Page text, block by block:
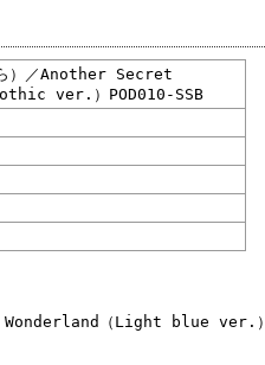
ら）／Another Secret
ver.）POD010-SSB
Wonderland（Light blue ver.）